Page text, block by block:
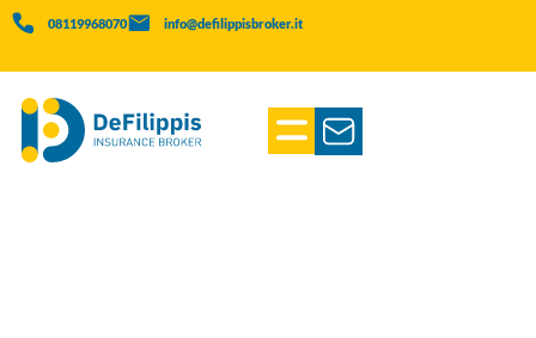
08119968070 info@defilippisbroker.it